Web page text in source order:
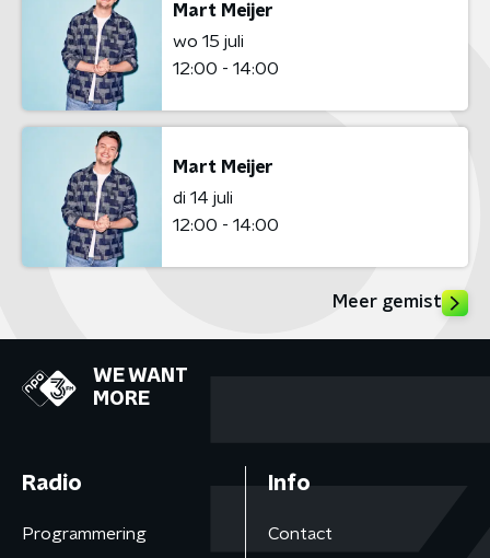
Mart Meijer
wo 15 juli
12:00 - 14:00
Mart Meijer
di 14 juli
12:00 - 14:00
Meer gemist
WE WANT
MORE
Radio
Programmering
Info
Contact